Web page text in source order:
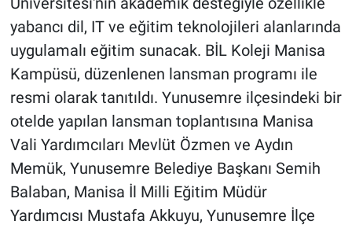
yabancı dil, IT ve eğitim teknolojileri alanlarında
uygulamalı eğitim sunacak. BİL Koleji Manisa
Kampüsü, düzenlenen lansman programı ile
resmi olarak tanıtıldı. Yunusemre ilçesindeki bir
otelde yapılan lansman toplantısına Manisa
Vali Yardımcıları Mevlüt Özmen ve Aydın
Memük, Yunusemre Belediye Başkanı Semih
Balaban, Manisa İl Milli Eğitim Müdür
Yardımcısı Mustafa Akkuyu, Yunusemre İlçe